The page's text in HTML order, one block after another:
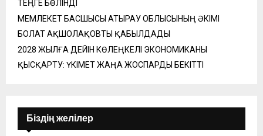
ТЕҢГЕ БӨЛІНДІ
МЕМЛЕКЕТ БАСШЫСЫ АТЫРАУ ОБЛЫСЫНЫҢ ӘКІМІ
БОЛАТ АҚШОЛАҚОВТЫ ҚАБЫЛДАДЫ
2028 ЖЫЛҒА ДЕЙІН КӨЛЕҢКЕЛІ ЭКОНОМИКАНЫ
ҚЫСҚАРТУ: ҮКІМЕТ ЖАҢА ЖОСПАРДЫ БЕКІТТІ
Біздің желілер